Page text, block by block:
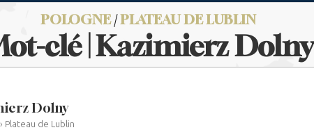
POLOGNE/PLATEAU DE LUBLIN
clé | Kazimierz Dolny
Dolny
› Plateau de Lublin